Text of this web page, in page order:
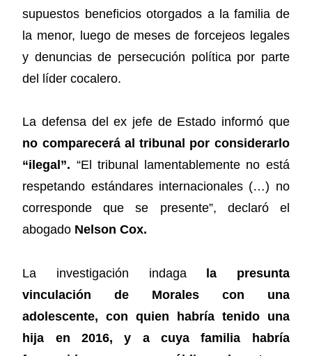
supuestos beneficios otorgados a la familia de
la menor, luego de meses de forcejeos legales
y denuncias de persecución política por parte
del líder cocalero.
La defensa del ex jefe de Estado informó que
no comparecerá al tribunal por considerarlo
“ilegal”. “El tribunal lamentablemente no está
respetando estándares internacionales (…) no
corresponde que se presente”, declaró el
abogado Nelson Cox.
La investigación indaga la presunta
vinculación de Morales con una
adolescente, con quien habría tenido una
hija en 2016, y a cuya familia habría